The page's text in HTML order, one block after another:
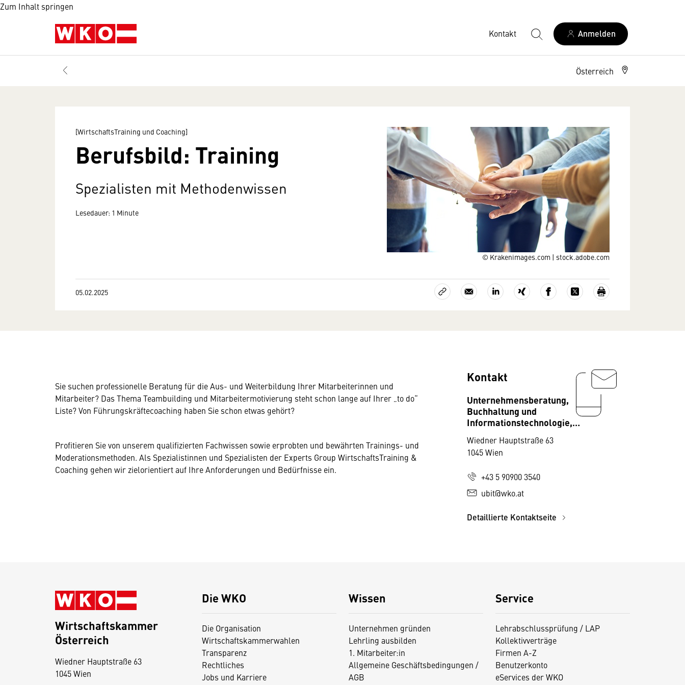
Zum Inhalt springen
Kontakt Anmelden
Österreich
© Krakenimages.com | stock.adobe.com
[WirtschaftsTraining und Coaching]
Berufsbild: Training
Spezialisten mit Methodenwissen
Lesedauer: 1 Minute
05.02.2025
Sie suchen professionelle Beratung für die Aus- und Weiterbildung Ihrer Mitarbeiterinnen und
Mitarbeiter? Das Thema Teambuilding und Mitarbeitermotivierung steht schon lange auf Ihrer „to do“
Liste? Von Führungskräftecoaching haben Sie schon etwas gehört?
Profitieren Sie von unserem qualifizierten Fachwissen sowie erprobten und bewährten Trainings- und
Moderationsmethoden. Als Spezialistinnen und Spezialisten der Experts Group WirtschaftsTraining &
Coaching gehen wir zielorientiert auf Ihre Anforderungen und Bedürfnisse ein.
Kontakt
Unternehmensberatung,
Buchhaltung und
Informationstechnologie,
Wiedner Hauptstraße 63
1045 Wien
+43 5 90900 3540
ubit@wko.at
Detaillierte Kontaktseite
Die WKO
Die Organisation
Wirtschaftskammerwahlen
Transparenz
Rechtliches
Jobs und Karriere
Wissen
Unternehmen gründen
Lehrling ausbilden
1. Mitarbeiter:in
Allgemeine Geschäftsbedingungen /
AGB
Service
Lehrabschlussprüfung / LAP
Kollektivverträge
Firmen A-Z
Benutzerkonto
eServices der WKO
Wirtschaftskammer
Österreich
Wiedner Hauptstraße 63
1045 Wien